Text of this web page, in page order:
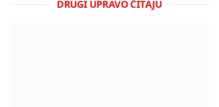
DRUGI UPRAVO ČITAJU